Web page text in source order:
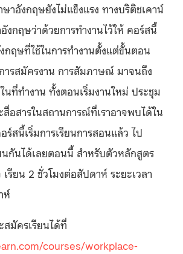
าอังกฤษยังไม่แข็งแรง ทางบริติชเคาน์
งกฤษว่าด้วยการทำงานไว้ให้ คอร์สนี้
กฤษที่ใช้ในการทำงานตั้งแต่ขั้นตอน
ารสมัครงาน การสัมภาษณ์ มาจนถึง
นที่ทำงาน ทั้งตอนเริ่มงานใหม่ ประชุม
สารในสถานการณ์ที่เราอาจพบได้ใน
ร์สนี้เริ่มการเรียนการสอนแล้ว ไป
นกันได้เลยตอนนี้ สำหรับตัวหลักสูตร
รียน 2 ชั่วโมงต่อสัปดาห์ ระยะเวลา
ห์
สมัครเรียนได้ที่
courses/workplace-